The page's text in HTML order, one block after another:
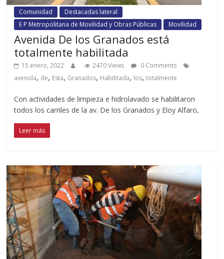
Comunidad
Destacadas lateral
E P Metropolitana de Movilidad y Obras Públicas
Movilidad
Avenida De los Granados está
totalmente habilitada
15 enero, 2022 2470 Views
0 Comments
avenida, de, Esta, Granados, Habilitada, los,totalmente
Con actividades de limpieza e hidrolavado se habilitaron
todos los carriles de la av. De los Granados y Eloy Alfaro,
Leer más